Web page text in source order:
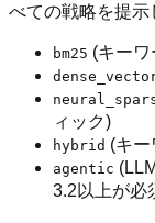
べての戦略を提示
bm25 (キーワ
ィック)
hybrid (キ
agentic
3.2以上が必